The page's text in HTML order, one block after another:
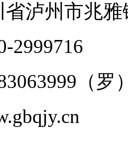
省泸州市兆雅
2999716
（罗